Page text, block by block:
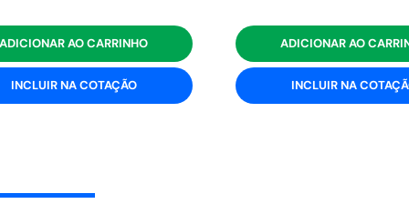
ADICIONAR AO CARRINHO
INCLUIR NA COTAÇÃO
ADICIONAR AO
INCLUIR NA